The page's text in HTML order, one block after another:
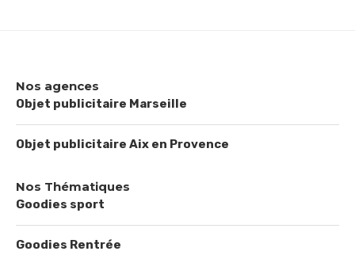
Nos agences
Objet publicitaire Marseille
Objet publicitaire Aix en Provence
Nos Thématiques
Goodies sport
Goodies Rentrée